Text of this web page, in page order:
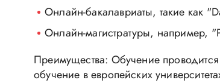
Онлайн-бакалавриаты, такие как
Онлайн-магистратуры, например,
Преимущества: Обучение
обучение в европейских